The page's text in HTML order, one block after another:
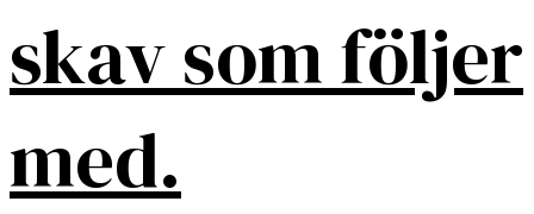
skav som följer
med.